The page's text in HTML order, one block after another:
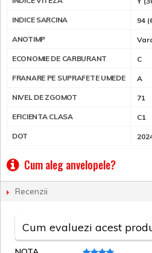
INDICE SARCINA 94
ANOTIMP
ECONOMIE DE CARBURANT C
FRANARE PE SUPRAFETE UMEDE A
NIVEL DE ZGOMOT 71
EFICIENTA CLASA C1
DOT
Cum aleg anvelopele?
Recenzii
Cum evaluezi acest